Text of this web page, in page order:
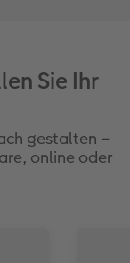
Sie Ihr
gestalten –
online oder